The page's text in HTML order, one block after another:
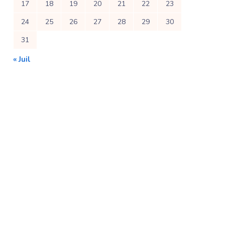
17 18 19 20 21 22
23
24
25 26 27 28 29
30
31
« Juil